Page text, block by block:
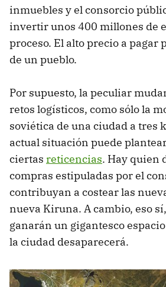
inmuebles y el consorcio
invertir unos 400 millones de
proceso. El alto precio a pagar
de un pueblo.
Por supuesto, la peculiar
retos logísticos, como sólo la
soviética de una ciudad a tres
actual situación puede
ciertas reticencias. Hay quien
compras estipuladas por el
contribuyan a costear las
nueva Kiruna. A cambio, eso
ganarán un gigantesco
la ciudad desaparecerá.